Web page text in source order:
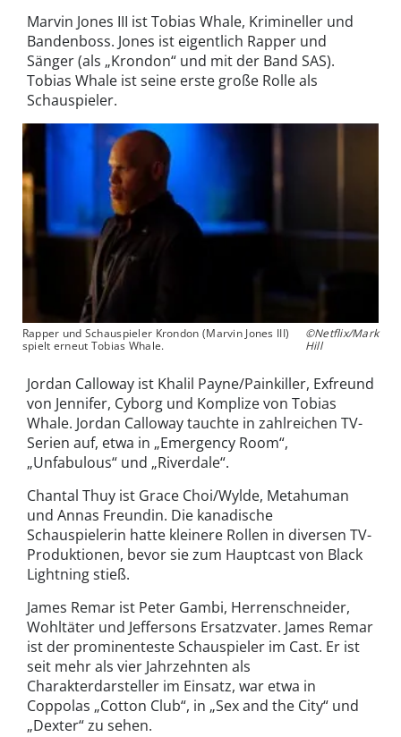
Marvin Jones III ist Tobias Whale, Krimineller und
Bandenboss. Jones ist eigentlich Rapper und
Sänger (als „Krondon“ und mit der Band SAS).
Tobias Whale ist seine erste große Rolle als
Schauspieler.
Rapper und Schauspieler Krondon (Marvin Jones III)
spielt erneut Tobias Whale.
©Netflix/Mark
Hill
Jordan Calloway ist Khalil Payne/Painkiller, Exfreund
von Jennifer, Cyborg und Komplize von Tobias
Whale. Jordan Calloway tauchte in zahlreichen TV-
Serien auf, etwa in „Emergency Room“,
„Unfabulous“ und „Riverdale“.
Chantal Thuy ist Grace Choi/Wylde, Metahuman
und Annas Freundin. Die kanadische
Schauspielerin hatte kleinere Rollen in diversen TV-
Produktionen, bevor sie zum Hauptcast von Black
Lightning stieß.
James Remar ist Peter Gambi, Herrenschneider,
Wohltäter und Jeffersons Ersatzvater. James Remar
ist der prominenteste Schauspieler im Cast. Er ist
seit mehr als vier Jahrzehnten als
Charakterdarsteller im Einsatz, war etwa in
Coppolas „Cotton Club“, in „Sex and the City“ und
„Dexter“ zu sehen.